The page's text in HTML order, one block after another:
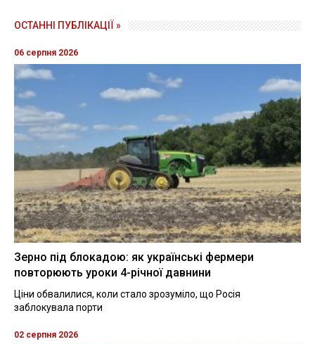
ОСТАННІ ПУБЛІКАЦІЇ »
06 серпня 2026
Зерно під блокадою: як українські фермери
повторюють уроки 4-річної давнини
Ціни обвалилися, коли стало зрозуміло, що Росія
заблокувала порти
02 серпня 2026